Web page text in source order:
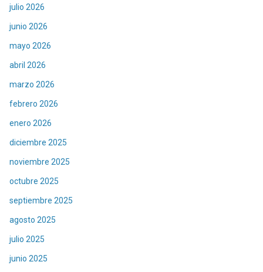
julio 2026
junio 2026
mayo 2026
abril 2026
marzo 2026
febrero 2026
enero 2026
diciembre 2025
noviembre 2025
octubre 2025
septiembre 2025
agosto 2025
julio 2025
junio 2025